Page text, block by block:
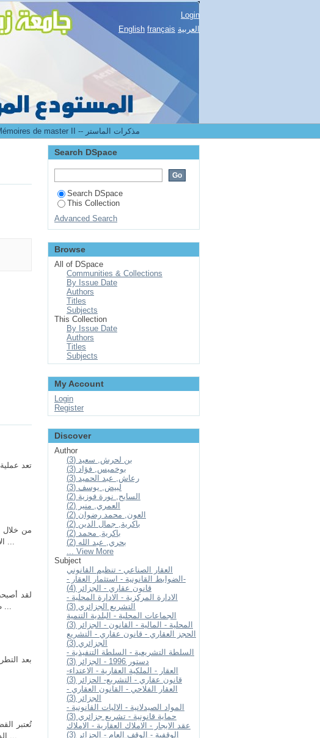
Login
English français العربية
2.[FDSP] Mémoires de master II -- مذكرات الماستر
تعد
الاجرائي لمحكمة الجنايات محاولين مواكبة التطورات التي استحدثها المشرع الجزائري في هذا الميدان خاصة من خلال ...
لقد
طبيعة المعاملات النقدية والاقتصادية على الصعيدين المحلي والدولي ، ورغم ما تحمله هذه التكنولوجيا من مزايا عديدة ...
بعد
تُعتبر
الدولي، سواء من حيث ممارسات الاحتلال الإسرائيلي أو من حيث استمرار حالة الإفلات من العقاب، بالرغم من عشرات ...
Search DSpace
Search DSpace
This Collection
Advanced Search
Browse
All of DSpace
Communities & Collections
By Issue Date
Authors
Titles
Subjects
This Collection
By Issue Date
Authors
Titles
Subjects
My Account
Login
Register
Discover
Author
بن لحرش, سعيد (3)
بوخميس, فؤاد (3)
رعاش, عبد الحميد (3)
لبيض, يوسف (3)
السايح, نورة فوزية (2)
العمري, منير (2)
العون, محمد رضوان (2)
باكرية, جمال الدين (2)
باكرية, محمد (2)
بحري, عبد الله (2)
... View More
Subject
العقار الصناعي - تنظيم القانوني
-الضوابط القانونية - استثمار العقار -
قانون عقاري - الجزائر (4)
الادارة المركزية - الادارة المحلية -
التشريع الجزائري (3)
الجماعات المحلية - البلدية التنمية
المحلية - المالية - القانون - الجزائر (3)
الحجز العقاري - قانون عقاري - التشريع
الجزائري (3)
السلطة التشريعية - السلطة التنفيذية -
دستور 1996 - الجزائر (3)
العقار - الملكية العقارية - الاعتداء-
قانون عقاري - التشريع- الحزائر (3)
العقار الفلاحي - القانون العقاري -
الجزائر (3)
المواد الصيدلانية - الاليات القانونية -
حماية قانونية - تشريع جزائري (3)
عقد الايجار - الاملاك العقارية - الاملاك
الوقفية - الوقف العام - الجزائر (3)